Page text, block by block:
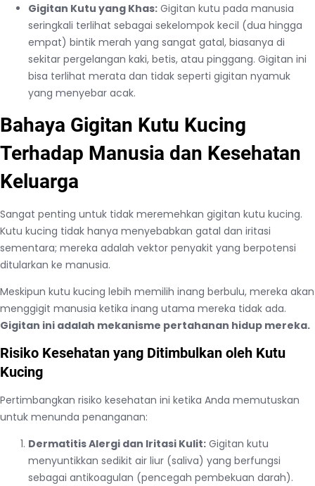
Gigitan Kutu yang Khas: Gigitan kutu pada manusia
seringkali terlihat sebagai sekelompok kecil (dua hingga
empat) bintik merah yang sangat gatal, biasanya di
sekitar pergelangan kaki, betis, atau pinggang. Gigitan ini
bisa terlihat merata dan tidak seperti gigitan nyamuk
yang menyebar acak.
Bahaya Gigitan Kutu Kucing
Terhadap Manusia dan Kesehatan
Keluarga
Sangat penting untuk tidak meremehkan gigitan kutu kucing.
Kutu kucing tidak hanya menyebabkan gatal dan iritasi
sementara; mereka adalah vektor penyakit yang berpotensi
ditularkan ke manusia.
Meskipun kutu kucing lebih memilih inang berbulu, mereka akan
menggigit manusia ketika inang utama mereka tidak ada.
Gigitan ini adalah mekanisme pertahanan hidup mereka.
Risiko Kesehatan yang Ditimbulkan oleh Kutu
Kucing
Pertimbangkan risiko kesehatan ini ketika Anda memutuskan
untuk menunda penanganan:
Dermatitis Alergi dan Iritasi Kulit: Gigitan kutu
menyuntikkan sedikit air liur (saliva) yang berfungsi
sebagai antikoagulan (pencegah pembekuan darah).